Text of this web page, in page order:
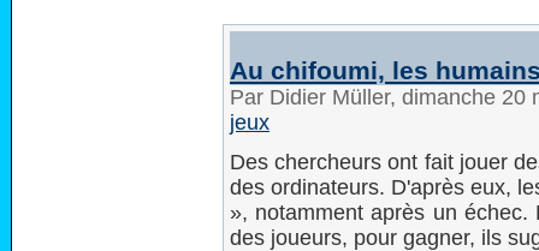
Au chifoumi, les
Par Didier Müller, dimanche 20
jeux
Des chercheurs ont fait jouer
des ordinateurs. D'après eux,
», notamment après un
des joueurs, pour gagner, ils